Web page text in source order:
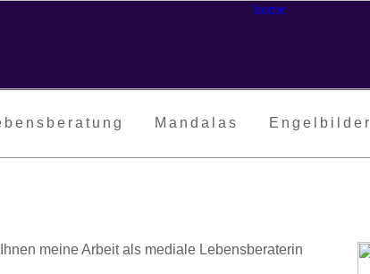
Mandalas Engelbilder
meine Arbeit als mediale Lebensberaterin